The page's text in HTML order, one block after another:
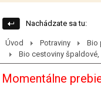
Nachádzate sa tu:
Úvod Potraviny
Bio
Bio cestoviny
Momentálne